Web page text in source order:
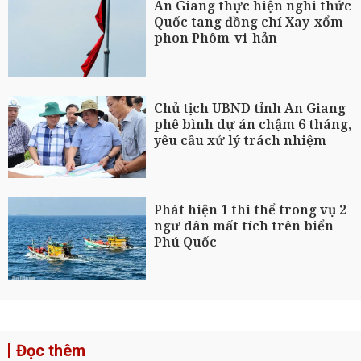
An Giang thực hiện nghi thức
Quốc tang đồng chí Xay-xổm-
phon Phôm-vi-hản
Chủ tịch UBND tỉnh An Giang
phê bình dự án chậm 6 tháng,
yêu cầu xử lý trách nhiệm
Phát hiện 1 thi thể trong vụ 2
ngư dân mất tích trên biển
Phú Quốc
Đọc thêm